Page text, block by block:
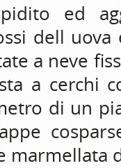
ed
dell
a neve
a cerchi
di un
marmellata